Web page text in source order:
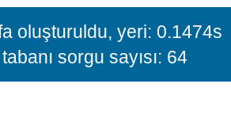
oluşturuldu, yeri: 0.1474s
sorgu sayısı: 64